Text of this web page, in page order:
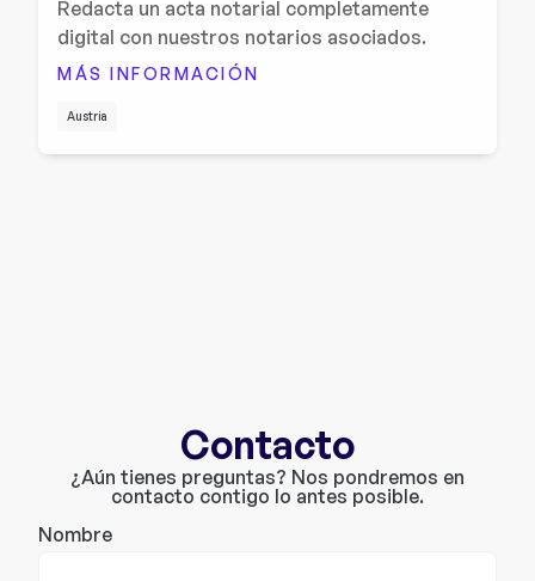
Austria
Redacta un acta notarial completamente
digital con nuestros notarios asociados.
MÁS INFORMACIÓN
Contacto
¿Aún tienes preguntas? Nos pondremos en
contacto contigo lo antes posible.
Nombre